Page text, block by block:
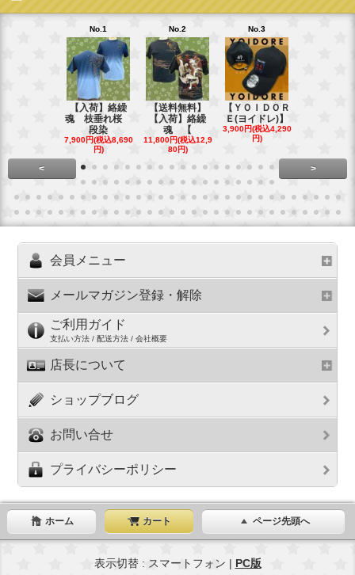
No.1
【入荷】絡繰
魂 枝垂れ桜
段染
7,900円(税込8,690
円)
No.2
【送料無料】
【入荷】絡繰
魂 【
11,800円(税込12,9
80円)
No.3
【ＹＯＩＤＯＲ
Ｅ(ヨイドレ)】
3,900円(税込4,290
円)
< >
会員メニュー
メールマガジン登録・解除
ご利用ガイド
支払い方法 / 配送方法 / 会社概要
店長について
ショップブログ
お問い合せ
プライバシーポリシー
ホーム カート ページ先頭へ
表示切替 : スマートフォン | PC版